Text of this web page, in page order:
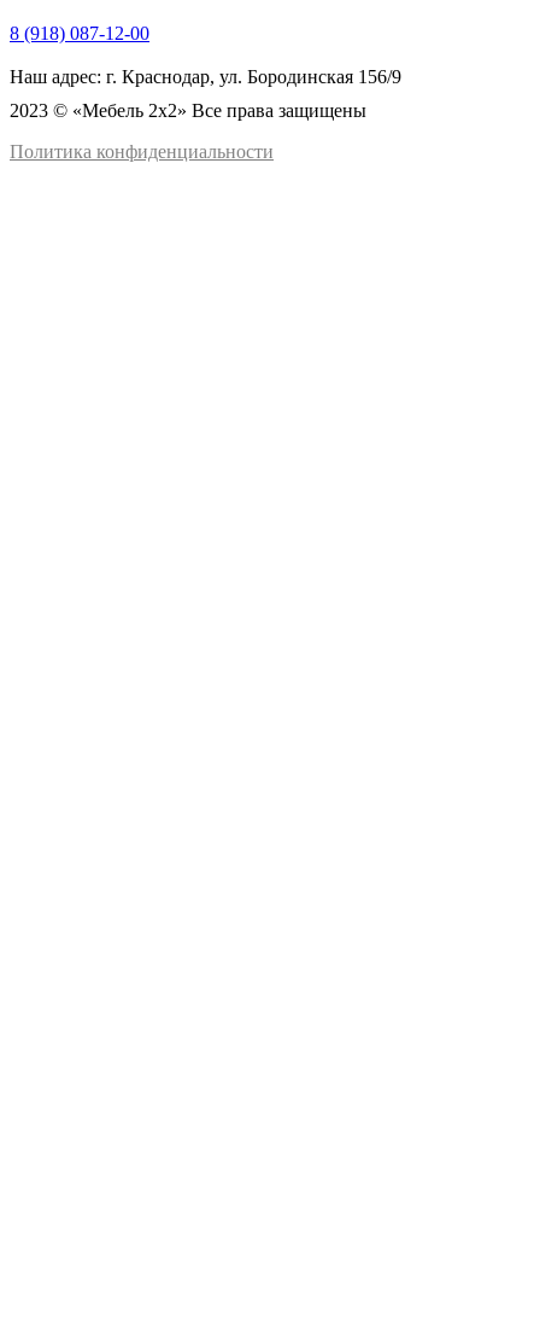
8 (918) 087-12-00
Наш адрес: г. Краснодар, ул. Бородинская 156/9
2023 © «Мебель 2x2» Все права защищены
Политика конфиденциальности